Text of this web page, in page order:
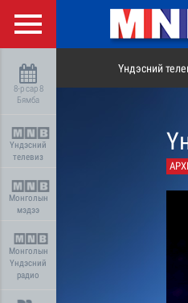
8-р сар 8
Бямба
Үндэсний
телевиз
Монголын
мэдээ
Монголын
Үндэсний
радио
Үндэсний